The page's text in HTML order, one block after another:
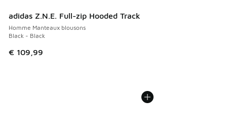
adidas Z.N.E. Full-zip Hooded Track
Homme Manteaux blousons
Black - Black
€ 109,99